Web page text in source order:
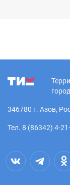
346780 г. Азов,
Тел. 8 (86342) 4-